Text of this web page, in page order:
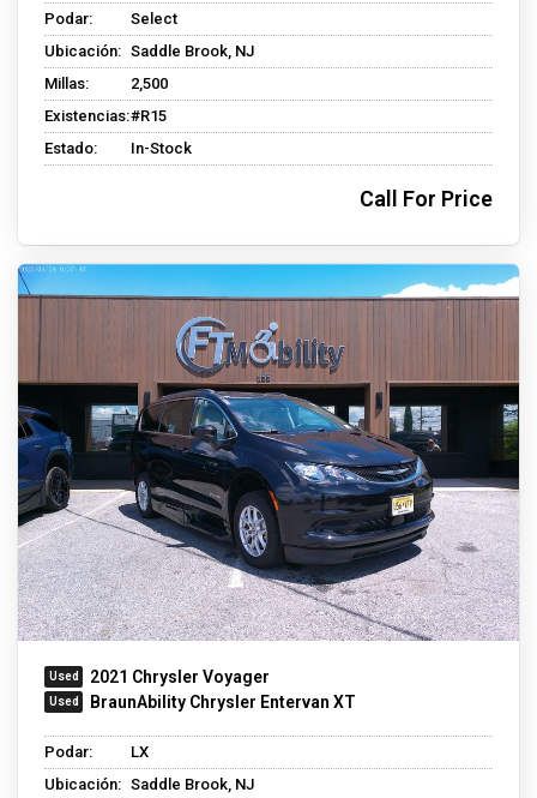
Podar:
Select
Ubicación: Saddle Brook, NJ
Millas:
2,500
Existencias:#R15
Estado:
In-Stock
Call For Price
2021 Chrysler Voyager
BraunAbility Chrysler Entervan XT
Podar:
LX
Ubicación: Saddle Brook, NJ